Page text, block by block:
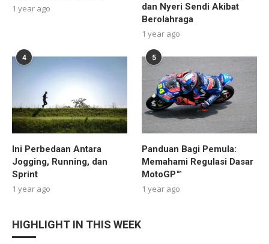
1 year ago
dan Nyeri Sendi Akibat
Berolahraga
1 year ago
4
Ini Perbedaan Antara
Jogging, Running, dan
Sprint
1 year ago
5
Panduan Bagi Pemula:
Memahami Regulasi Dasar
MotoGP™
1 year ago
HIGHLIGHT IN THIS WEEK